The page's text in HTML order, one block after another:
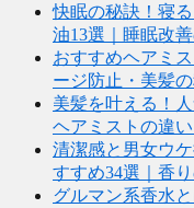
快眠の秘訣！寝
油13選｜睡眠改
おすすめヘアミ
ージ防止・美髪
美髪を叶える！
ヘアミストの違
清潔感と男女ウ
すすめ34選｜香
グルマン系香水と